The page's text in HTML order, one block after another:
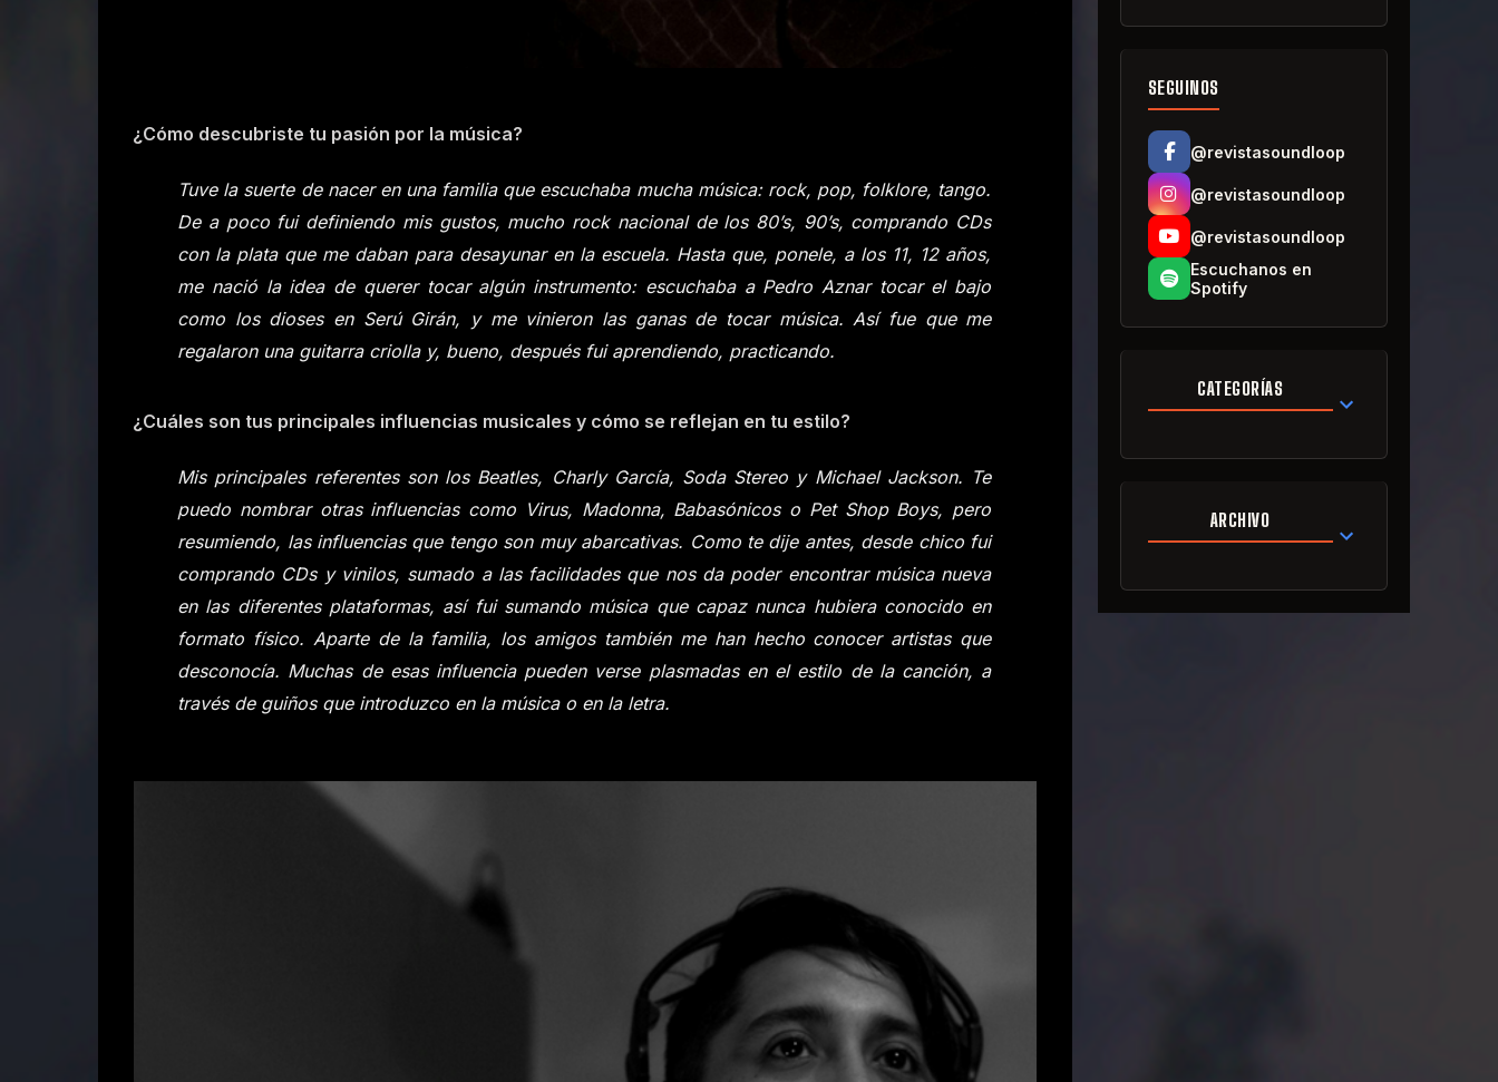
¿Cómo descubriste tu pasión por la música?
Tuve la suerte de nacer en una familia que escuchaba mucha música: rock, pop, folklore, tango.
De a poco fui definiendo mis gustos, mucho rock nacional de los 80’s, 90’s, comprando CDs
con la plata que me daban para desayunar en la escuela. Hasta que, ponele, a los 11, 12 años,
me nació la idea de querer tocar algún instrumento: escuchaba a Pedro Aznar tocar el bajo
como los dioses en Serú Girán, y me vinieron las ganas de tocar música. Así fue que me
regalaron una guitarra criolla y, bueno, después fui aprendiendo, practicando.
¿Cuáles son tus principales influencias musicales y cómo se reflejan en tu estilo?
Mis principales referentes son los Beatles, Charly García, Soda Stereo y Michael Jackson. Te
puedo nombrar otras influencias como Virus, Madonna, Babasónicos o Pet Shop Boys, pero
resumiendo, las influencias que tengo son muy abarcativas. Como te dije antes, desde chico fui
comprando CDs y vinilos, sumado a las facilidades que nos da poder encontrar música nueva
en las diferentes plataformas, así fui sumando música que capaz nunca hubiera conocido en
formato físico. Aparte de la familia, los amigos también me han hecho conocer artistas que
desconocía. Muchas de esas influencia pueden verse plasmadas en el estilo de la canción, a
través de guiños que introduzco en la música o en la letra.
SEGUINOS
@revistasoundloop
@revistasoundloop
@revistasoundloop
Escuchanos en
Spotify
CATEGORÍAS
ARCHIVO